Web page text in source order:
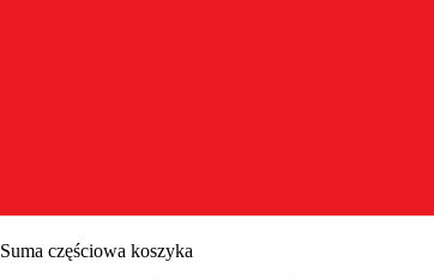
Suma częściowa koszyka